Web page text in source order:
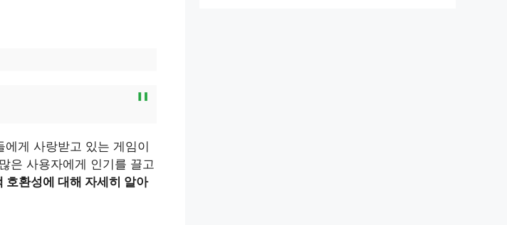
게 사랑받고 있는 게임이
은 사용자에게 인기를 끌고
호환성에 대해 자세히 알아